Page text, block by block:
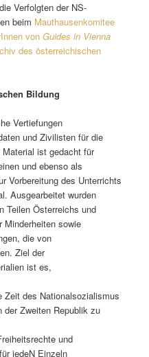
Verfolgten der NS-
beim Mauthausenkomitee
vonGuides in Vienna
des österreichischen
Bildung
Vertiefungen
und Zivilisten für die
ist gedacht für
und ebenso als
Vorbereitung des Unterrichts
Ausgearbeitet wurden
Teilen Österreichs und
Minderheiten sowie
die von
Ziel der
ist es,
Zeit des Nationalsozialismus
Zweiten Republik zu
und
jedeN Einzeln